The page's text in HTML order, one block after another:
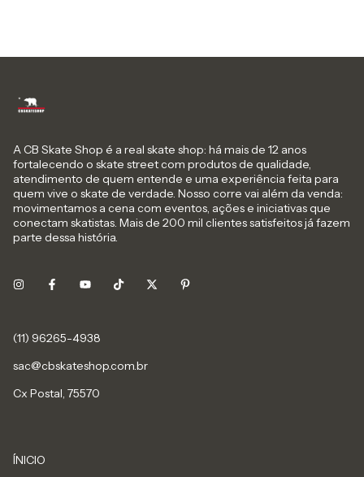
A CB Skate Shop é a real skate shop: há mais de 12 anos
fortalecendo o skate street com produtos de qualidade,
atendimento de quem entende e uma experiência feita para
quem vive o skate de verdade. Nosso corre vai além da venda:
movimentamos a cena com eventos, ações e iniciativas que
conectam skatistas. Mais de 200 mil clientes satisfeitos já fazem
parte dessa história.
sac@cbskateshop.com.br
Cx Postal, 75570
ÍNICIO